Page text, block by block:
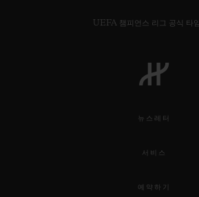
UEFA 챔피언스 리그 공식 타
뉴스레터
서비스
예약하기